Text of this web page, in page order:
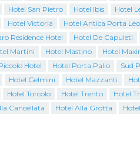
Hotel San Pietro Hotel Ibis Hotel
Hotel Victoria Hotel Antica Porta
Residence Hotel Hotel De Capuleti
Martini Hotel Mastino Hotel
Hotel Hotel Porta Palio Sud
Hotel Gelmini Hotel Mazzanti
Hotel Torcolo Hotel Trento Hotel
Cancellata Hotel Alla Grotta